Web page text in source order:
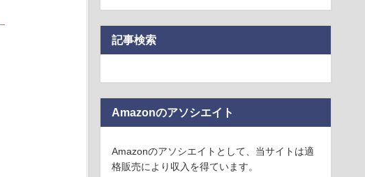
記事検索
Amazonのアソシエイト
Amazonのアソシエイトとして、当サイトは適
格販売により収入を得ています。